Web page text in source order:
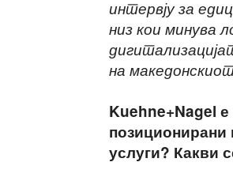
интервју за
низ кои минува
на
Kuehne+Nagel е
позиционирани
услуги? Какви